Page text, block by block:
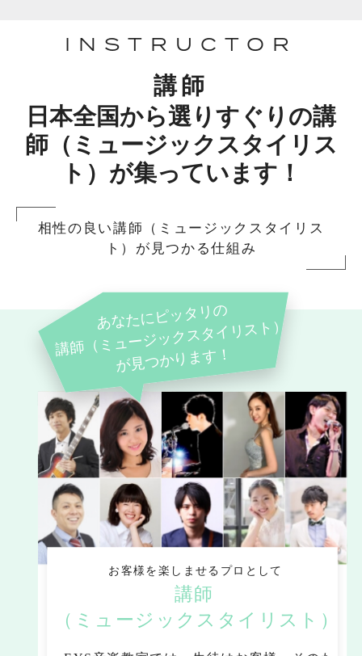
INSTRUCTOR
講師
日本全国から選りすぐりの講
師（ミュージックスタイリス
ト）が集っています！
相性の良い講師（ミュージックスタイリス
ト）が見つかる仕組み